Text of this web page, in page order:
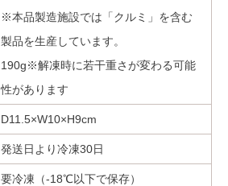
※本品製造施設では「クルミ」を含む
製品を生産しています。
190g※解凍時に若干重さが変わる可能
性があります
D11.5×W10×H9cm
発送日より冷凍30日
要冷凍（-18℃以下で保存）